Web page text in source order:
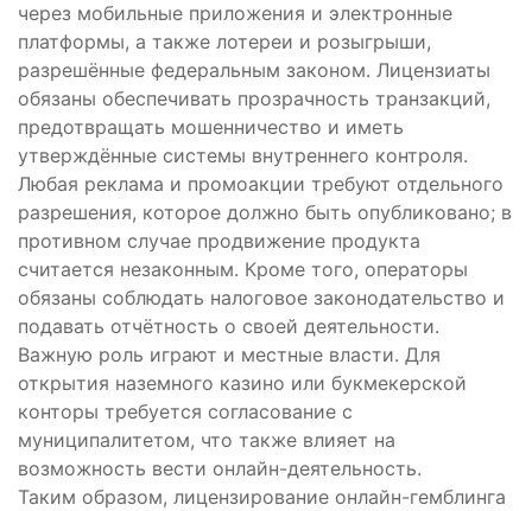
через мобильные приложения и электронные
платформы, а также лотереи и розыгрыши,
разрешённые федеральным законом. Лицензиаты
обязаны обеспечивать прозрачность транзакций,
предотвращать мошенничество и иметь
утверждённые системы внутреннего контроля.
Любая реклама и промоакции требуют отдельного
разрешения, которое должно быть опубликовано; в
противном случае продвижение продукта
считается незаконным. Кроме того, операторы
обязаны соблюдать налоговое законодательство и
подавать отчётность о своей деятельности.
Важную роль играют и местные власти. Для
открытия наземного казино или букмекерской
конторы требуется согласование с
муниципалитетом, что также влияет на
возможность вести онлайн-деятельность.
Таким образом, лицензирование онлайн-гемблинга